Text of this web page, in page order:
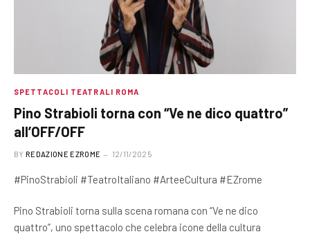
SPETTACOLI TEATRALI ROMA
Pino Strabioli torna con “Ve ne dico quattro”
all’OFF/OFF
BY REDAZIONE EZROME 12/11/2025
#PinoStrabioli #TeatroItaliano #ArteeCultura #EZrome
Pino Strabioli torna sulla scena romana con “Ve ne dico
quattro”, uno spettacolo che celebra icone della cultura